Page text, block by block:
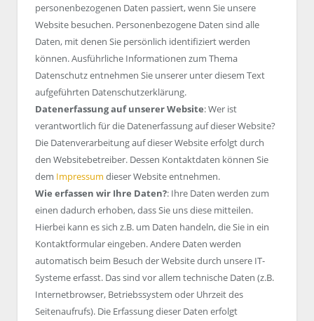
personenbezogenen Daten passiert, wenn Sie unsere
Website besuchen. Personenbezogene Daten sind alle
Daten, mit denen Sie persönlich identifiziert werden
können. Ausführliche Informationen zum Thema
Datenschutz entnehmen Sie unserer unter diesem Text
aufgeführten Datenschutzerklärung.
Datenerfassung auf unserer Website: Wer ist
verantwortlich für die Datenerfassung auf dieser Website?
Die Datenverarbeitung auf dieser Website erfolgt durch
den Websitebetreiber. Dessen Kontaktdaten können Sie
dem Impressum dieser Website entnehmen.
Wie erfassen wir Ihre Daten?: Ihre Daten werden zum
einen dadurch erhoben, dass Sie uns diese mitteilen.
Hierbei kann es sich z.B. um Daten handeln, die Sie in ein
Kontaktformular eingeben. Andere Daten werden
automatisch beim Besuch der Website durch unsere IT-
Systeme erfasst. Das sind vor allem technische Daten (z.B.
Internetbrowser, Betriebssystem oder Uhrzeit des
Seitenaufrufs). Die Erfassung dieser Daten erfolgt